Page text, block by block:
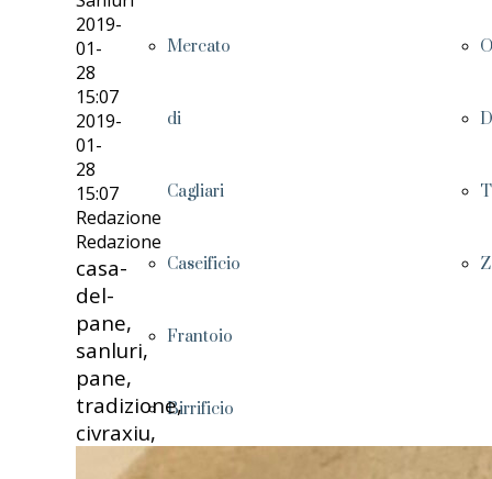
Mercato
di
Cagliari
Caseificio
Frantoio
Birrificio
2019-
01-
28
15:07
2019-
01-
28
15:07
Redazione
Redazione
casa-
del-
pane,
sanluri,
pane,
tradizione,
civraxiu,